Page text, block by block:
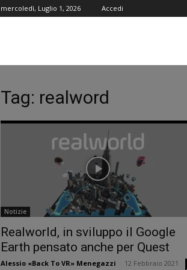
mercoledì, Luglio 1, 2026 Accedi
Tag: realword
Notizie
Realworld, in sviluppo il Google
Earth pensato anche per Quest
Alessio «Back To VR» Menegazzi 12 Febbraio 2021